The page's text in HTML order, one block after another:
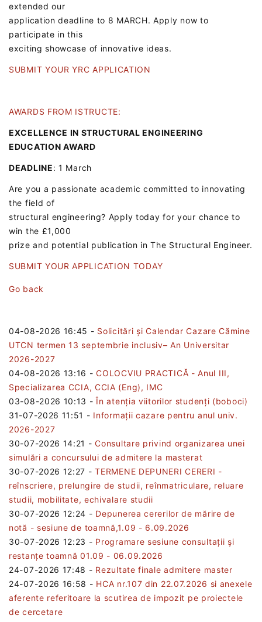
extended our
application deadline to 8 MARCH. Apply now to
participate in this
exciting showcase of innovative ideas.
SUBMIT YOUR YRC APPLICATION
AWARDS FROM ISTRUCTE:
EXCELLENCE IN STRUCTURAL ENGINEERING
EDUCATION AWARD
DEADLINE: 1 March
Are you a passionate academic committed to innovating
the field of
structural engineering? Apply today for your chance to
win the £1,000
prize and potential publication in The Structural Engineer.
SUBMIT YOUR APPLICATION TODAY
Go back
04-08-2026 16:45 - Solicitări și Calendar Cazare Cămine
UTCN termen 13 septembrie inclusiv– An Universitar
2026-2027
04-08-2026 13:16 -COLOCVIU PRACTICĂ - Anul III,
Specializarea CCIA, CCIA (Eng), IMC
03-08-2026 10:13 -În atenția viitorilor studenți (boboci)
31-07-2026 11:51 - Informații cazare pentru anul univ.
2026-2027
30-07-2026 14:21 -Consultare privind organizarea unei
simulări a concursului de admitere la masterat
30-07-2026 12:27 -TERMENE DEPUNERI CERERI -
reînscriere, prelungire de studii, reînmatriculare, reluare
studii, mobilitate, echivalare studii
30-07-2026 12:24 - Depunerea cererilor de mărire de
notă - sesiune de toamnă,1.09 - 6.09.2026
30-07-2026 12:23 - Programare sesiune consultații şi
restanțe toamnă 01.09 - 06.09.2026
24-07-2026 17:48 - Rezultate finale admitere master
24-07-2026 16:58 - HCA nr.107 din 22.07.2026 si anexele
aferente referitoare la scutirea de impozit pe proiectele
de cercetare